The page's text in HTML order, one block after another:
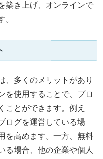
築き上げ、オンラインで
。
、多くのメリットがあり
を使用することで、プロ
ことができます。例え
ログを運営している場
を高めます。一方、無料
る場合、他の企業や個人